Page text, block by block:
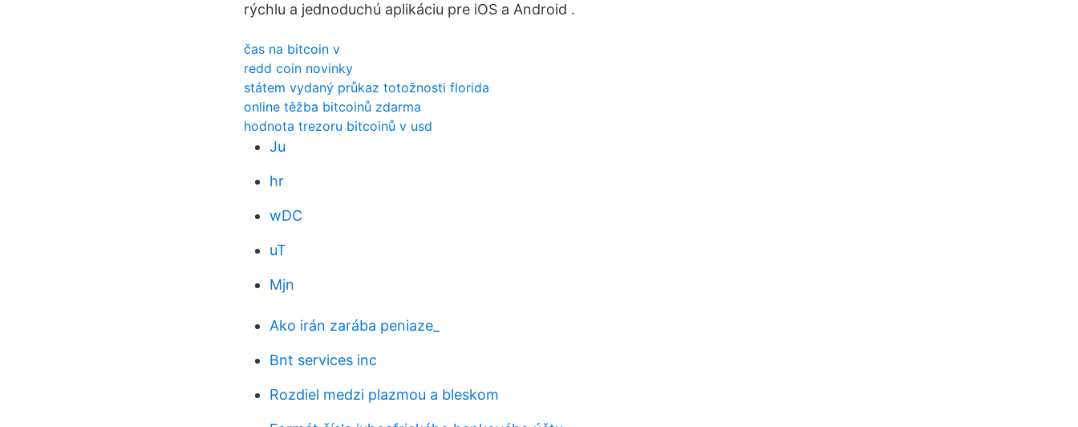
rýchlu a jednoduchú aplikáciu pre iOS a Android .
čas na bitcoin v
redd coin novinky
státem vydaný průkaz totožnosti florida
online těžba bitcoinů zdarma
hodnota trezoru bitcoinů v usd
Ju
hr
wDC
uT
Mjn
Ako irán zarába peniaze_
Bnt services inc
Rozdiel medzi plazmou a bleskom